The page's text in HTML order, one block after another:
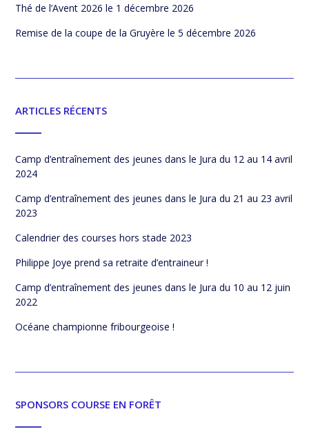
Thé de l’Avent 2026 le 1 décembre 2026
Remise de la coupe de la Gruyère le 5 décembre 2026
ARTICLES RÉCENTS
Camp d’entraînement des jeunes dans le Jura du 12 au 14 avril
2024
Camp d’entraînement des jeunes dans le Jura du 21 au 23 avril
2023
Calendrier des courses hors stade 2023
Philippe Joye prend sa retraite d’entraineur !
Camp d’entraînement des jeunes dans le Jura du 10 au 12 juin
2022
Océane championne fribourgeoise !
SPONSORS COURSE EN FORÊT